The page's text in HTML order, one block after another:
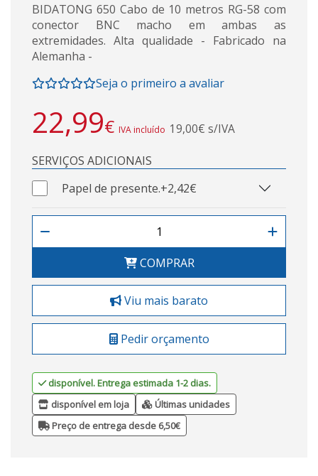
BIDATONG 650 Cabo de 10 metros RG-58 com
conector BNC macho em ambas as
extremidades. Alta qualidade - Fabricado na
Alemanha -
Seja o primeiro a avaliar
22,99€ IVA incluído 19,00€ s/IVA
SERVIÇOS ADICIONAIS
Papel de presente.+2,42€
COMPRAR
Viu mais barato
Pedir orçamento
disponível. Entrega estimada 1-2 dias.
disponível em loja
Últimas unidades
Preço de entrega desde 6,50€